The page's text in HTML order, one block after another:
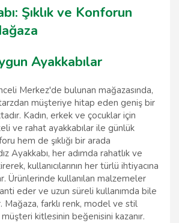
Şıklık ve Konforun
Ayakkabılar
Merkez'de bulunan mağazasında,
müşteriye hitap eden geniş bir
Kadın, erkek ve çocuklar için
ve rahat ayakkabılar ile günlük
hem de şıklığı bir arada
Ayakkabı, her adımda rahatlık ve
kullanıcılarının her türlü ihtiyacına
Ürünlerinde kullanılan malzemeler
eder ve uzun süreli kullanımda bile
Mağaza, farklı renk, model ve stil
kitlesinin beğenisini kazanır.